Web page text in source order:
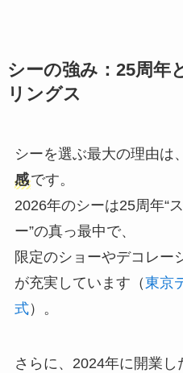
シーの強み：25周年
リングス
シーを選ぶ最大の理由は、
感です。
2026年のシーは25周年“
ー”の真っ最中で、
限定のショーやデコレー
が充実しています（東京
式）。
さらに、2024年に開業し